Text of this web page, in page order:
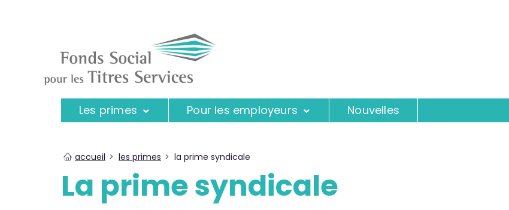
Les primes Pour les employeurs Nouvelles
are
here
accueil les primes la prime syndicale
La prime syndicale